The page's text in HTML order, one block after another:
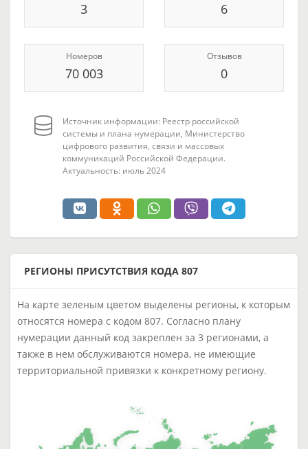
3 6
Номеров
70 003
Отзывов
0
Источник информации: Реестр российской
системы и плана нумерации, Министерство
цифрового развития, связи и массовых
коммуникаций Российской Федерации.
Актуальность: июль 2024
РЕГИОНЫ ПРИСУТСТВИЯ КОДА 807
На карте зеленым цветом выделены регионы, к которым
относятся номера с кодом 807. Согласно плану
нумерации данный код закреплен за 3 регионами, а
также в нем обслуживаются номера, не имеющие
территориальной привязки к конкретному региону.